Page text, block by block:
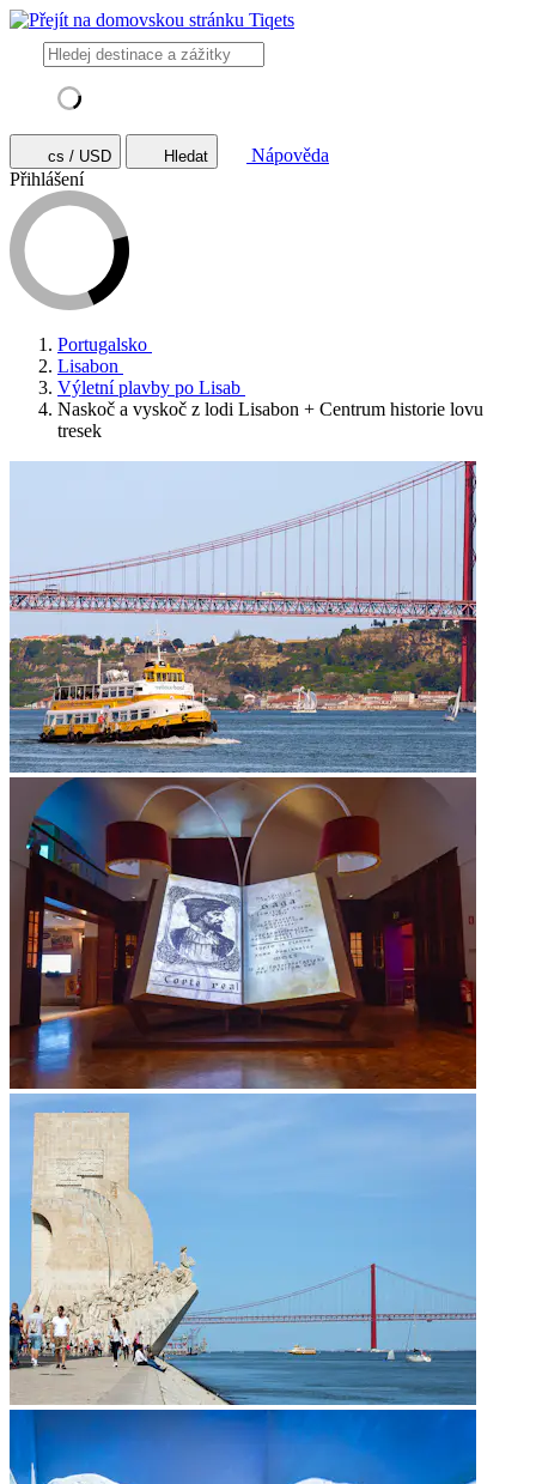
cs / USD Hledat
Nápověda
Přihlášení
Portugalsko
Lisabon
Výletní plavby po Lisab
Naskoč a vyskoč z lodi Lisabon + Centrum historie lovu
tresek